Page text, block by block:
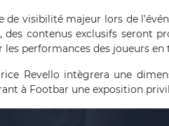
de visibilité majeur lors de
contenus exclusifs seront
performances des joueurs en
Revello intègrera une
à Footbar une exposition